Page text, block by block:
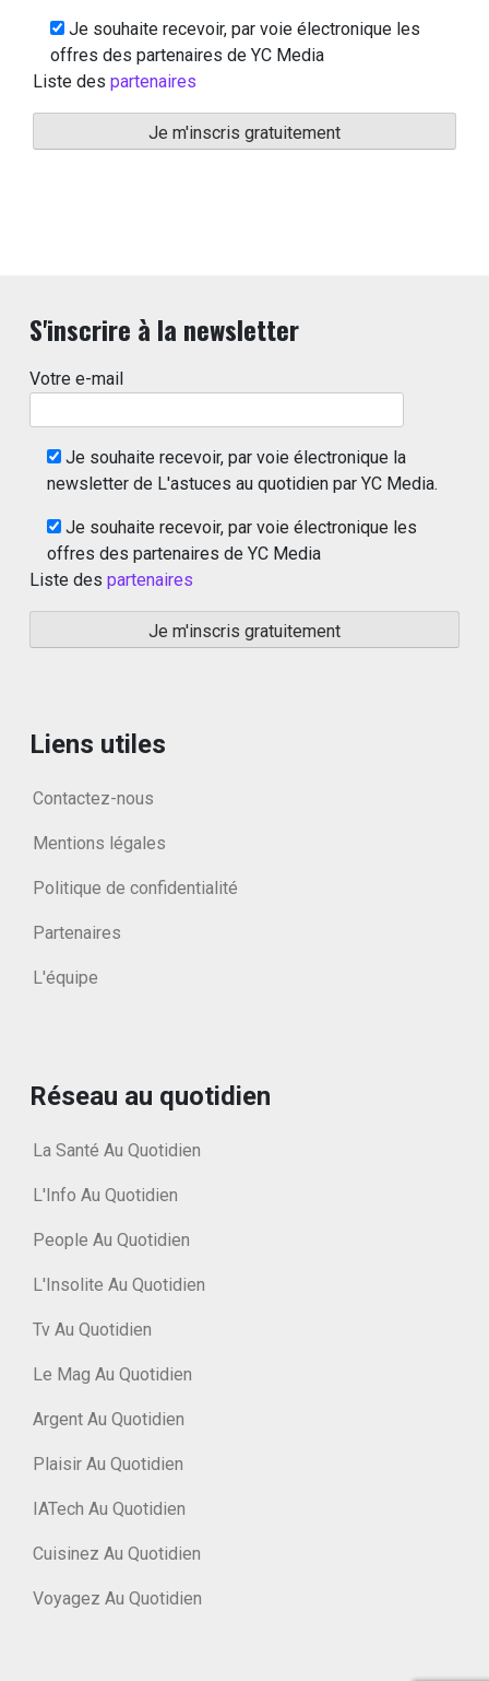
Je souhaite recevoir, par voie électronique les
offres des partenaires de YC Media
Liste des partenaires
S'inscrire à la newsletter
Votre e-mail
Je souhaite recevoir, par voie électronique la
newsletter de L'astuces au quotidien par YC Media.
Je souhaite recevoir, par voie électronique les
offres des partenaires de YC Media
Liste des partenaires
Liens utiles
Contactez-nous
Mentions légales
Politique de confidentialité
Partenaires
L'équipe
Réseau au quotidien
La Santé Au Quotidien
L'Info Au Quotidien
People Au Quotidien
L'Insolite Au Quotidien
Tv Au Quotidien
Le Mag Au Quotidien
Argent Au Quotidien
Plaisir Au Quotidien
IATech Au Quotidien
Cuisinez Au Quotidien
Voyagez Au Quotidien